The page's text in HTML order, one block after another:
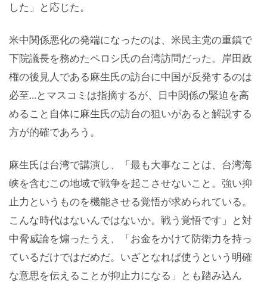
した」と応じた。
米中関係悪化の発端になったのは、米民主党の重鎮で
下院議長を務めたペロシ氏の台湾訪問だった。岸田政
権の後見人である麻生氏の訪台に中国が反発するのは
必至…とマスコミは指摘するが、日中関係の緊迫を高
めること自体に麻生氏の訪台の狙いがあると解説する
方が的確であろう。
麻生氏は台湾で講演し、「最も大事なことは、台湾海
峡を含むこの地域で戦争を起こさせないこと。強い抑
止力というものを機能させる覚悟が求められている。
こんな時代はないんではないか。戦う覚悟です」と対
中脅威論を煽ったうえ、「お金をかけて防衛力を持っ
ているだけではだめだ。いざとなれば使うという明確
な意思を伝えることが抑止力になる」とも踏み込ん